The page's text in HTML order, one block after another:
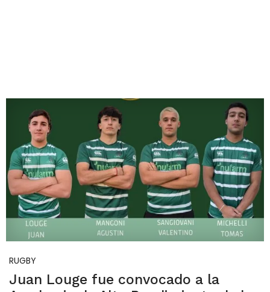
RUGBY
Juan Louge fue convocado a la